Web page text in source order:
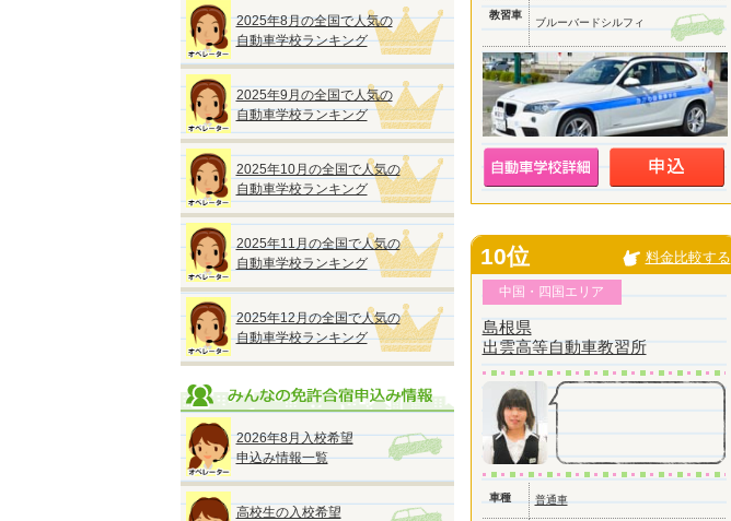
2025年8月の全国で人気の
自動車学校ランキング
2025年9月の全国で人気の
自動車学校ランキング
2025年10月の全国で人気の
自動車学校ランキング
2025年11月の全国で人気の
自動車学校ランキング
2025年12月の全国で人気の
自動車学校ランキング
2026年8月入校希望
申込み情報一覧
高校生の入校希望
教習車
ブルーバードシルフィ
10位 料金比較する
中国・四国エリア
島根県
出雲高等自動車教習所
車種 普通車